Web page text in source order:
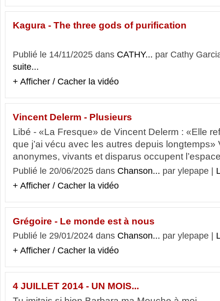
Kagura - The three gods of purification
Publié le 14/11/2025 dans CATHY... par Cathy
suite...
+ Afficher / Cacher la vidéo
Vincent Delerm - Plusieurs
Libé - «La Fresque» de Vincent Delerm : «Elle
que j’ai vécu avec les autres depuis longtemps»
anonymes, vivants et disparus occupent
Publié le 20/06/2025 dans Chanson... par ylepape |
+ Afficher / Cacher la vidéo
Grégoire - Le monde est à nous
Publié le 29/01/2024 dans Chanson... par ylepape |
+ Afficher / Cacher la vidéo
4 JUILLET 2014 - UN MOIS...